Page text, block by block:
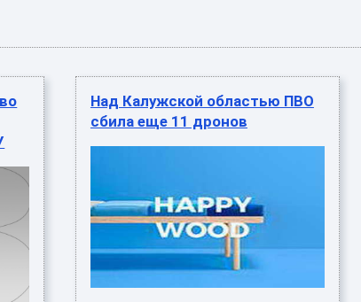
Над Калужской областью ПВО
сбила еще 11 дронов